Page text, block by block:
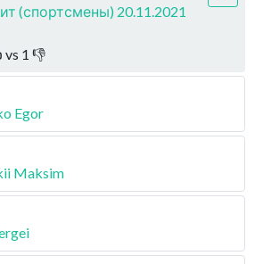
(спортсмены) 20.11.2021
vs 1 👎
Egor
Maksim